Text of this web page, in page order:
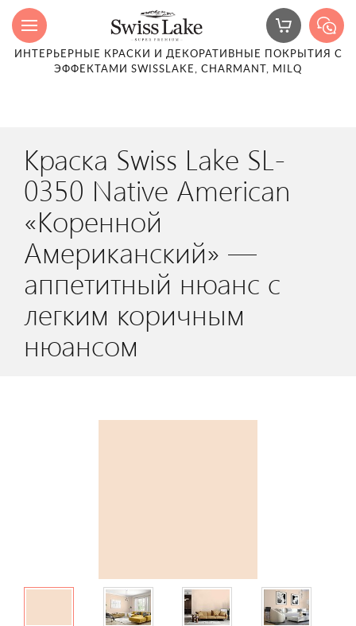
ИНТЕРЬЕРНЫЕ КРАСКИ И ДЕКОРАТИВНЫЕ ПОКРЫТИЯ С
ЭФФЕКТАМИ SWISSLAKE, CHARMANT, MILQ
Краска Swiss Lake SL-
0350 Native American
«Коренной
Американский» —
аппетитный нюанс с
легким коричным
нюансом